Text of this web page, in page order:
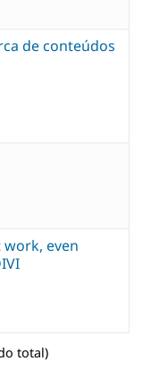
de conteúdos
even
total)